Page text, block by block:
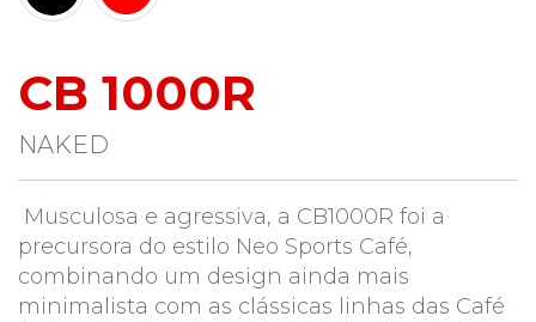
CB 1000R
NAKED
Musculosa e agressiva, a CB1000R foi a
precursora do estilo Neo Sports Café,
combinando um design ainda mais
minimalista com as clássicas linhas das Café